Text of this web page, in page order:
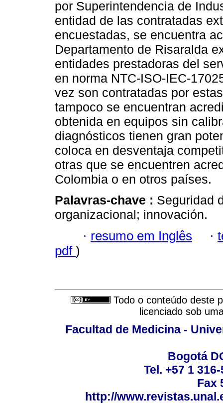
por Superintendencia de
entidad de las contratadas
encuestadas, se encuentra
Departamento de Risaralda
entidades prestadoras del
en norma NTC-ISO-IEC-
vez son contratadas por
tampoco se encuentran
obtenida en equipos sin
diagnósticos tienen gran
coloca en desventaja
otras que se encuentren
Colombia o en otros países.
Palavras-chave : Seguridad
organizacional; innovación.
· resumo em Inglês ·
pdf )
Todo o conteúdo deste
licenciado sob
Facultad de Medicina -
Bogotá
Tel. +57 1
Fax
http://